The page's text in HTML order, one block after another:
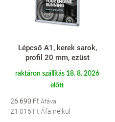
Lépcső A1, kerek sarok,
profil 20 mm, ezüst
raktáron szállítás 18. 8. 2026
előtt
26 690 Ft
21 016 Ft Áfa nélkül